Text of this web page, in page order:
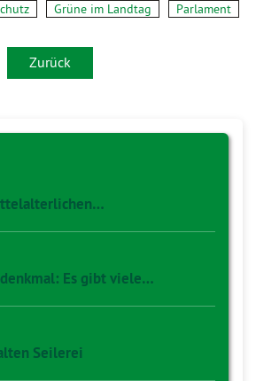
Grüne im Landtag Parlament
Zurück
Es gibt viele…
Seilerei